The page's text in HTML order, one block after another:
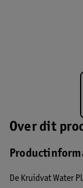
Over dit
De Kruidvat Water